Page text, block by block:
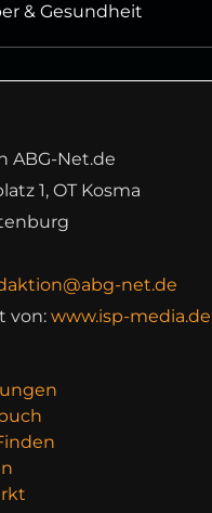
& Gesundheit
ABG-Net.de
1, OT Kosma
net.de
von: www.isp-media.de